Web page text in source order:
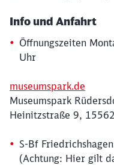
Info und Anfahrt
Öffnungszeiten
Uhr
museumspark.de
Museumspark
Heinitzstraße 9,
S-Bf
(Achtung: Hier gilt
werden?